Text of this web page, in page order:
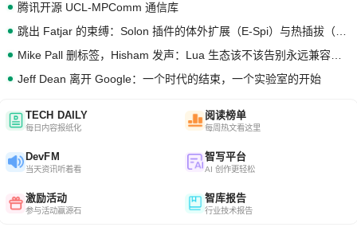
腾讯开源 UCL-MPComm 通信库
Jeff Dean 离开 Google：一个时代的结束，一个实验室的开始
TECH DAILY
每日内容报纸化
阅读榜单
每周热文看这里
DevFM
当天资讯听着看
智写平台
AI 创作更轻松
激励活动
参与活动赢源石
智库报告
行业技术报告